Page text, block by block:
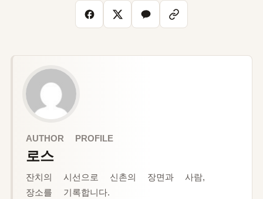
AUTHOR PROFILE
로스
잔치의 시선으로 신촌의 장면과 사람,
장소를 기록합니다.